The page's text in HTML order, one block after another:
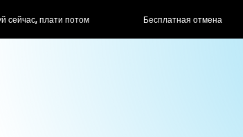
плати потом Бесплатная отмена